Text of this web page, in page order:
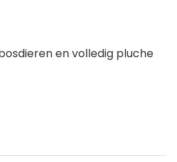
en volledig pluche